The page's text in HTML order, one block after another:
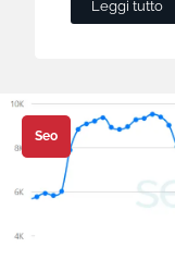
Leggi tutto
Seo